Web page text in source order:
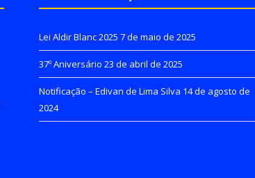
Lei Aldir Blanc 2025 7 de maio de 2025
37º Aniversário 23 de abril de 2025
Notificação – Edivan de Lima Silva 14 de agosto de
2024